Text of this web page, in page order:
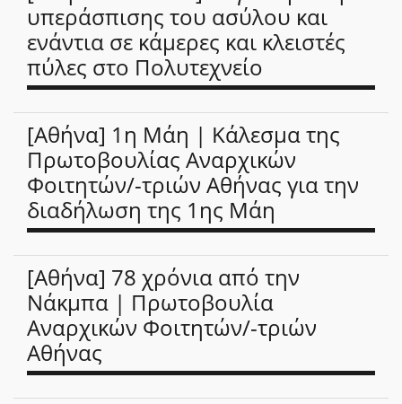
υπεράσπισης του ασύλου και
ενάντια σε κάμερες και κλειστές
πύλες στο Πολυτεχνείο
[Αθήνα] 1η Μάη | Κάλεσμα της
Πρωτοβουλίας Αναρχικών
Φοιτητών/-τριών Αθήνας για την
διαδήλωση της 1ης Μάη
[Αθήνα] 78 χρόνια από την
Νάκμπα | Πρωτοβουλία
Αναρχικών Φοιτητών/-τριών
Αθήνας